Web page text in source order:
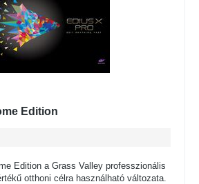
Edition
Edition a Grass Valley professzionális
otthoni célra használható változata.